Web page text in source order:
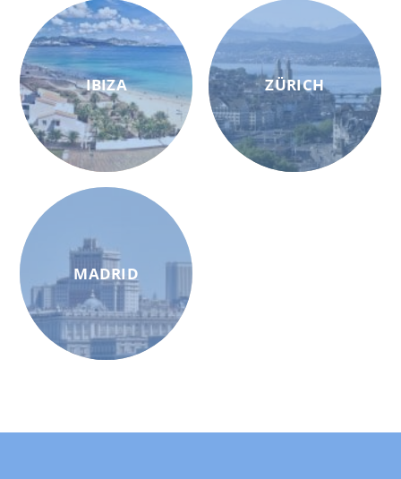
IBIZA
MADRID
ZÜRICH